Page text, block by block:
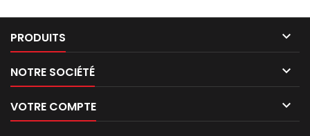
PRODUITS 
NOTRE SOCIÉTÉ 
VOTRE COMPTE 